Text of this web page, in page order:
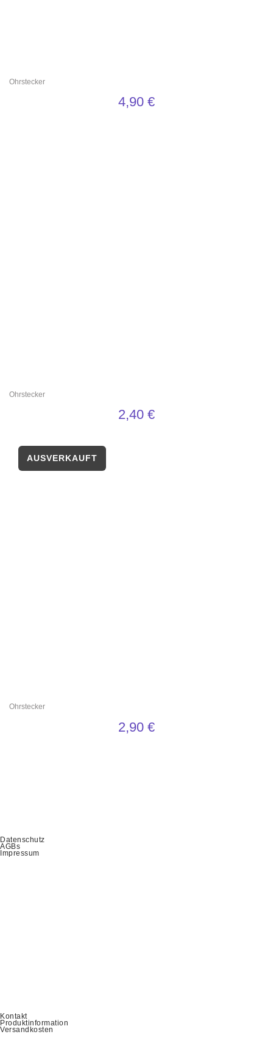
Ohrstecker
4,90 €
Ohrstecker
2,40 €
Ohrstecker
2,90 €
Datenschutz
AGBs
Impressum
Kontakt
Produktinformation
Versandkosten